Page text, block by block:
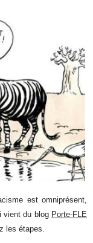
est omniprésent,
vient du blog Porte-FLE
les étapes.